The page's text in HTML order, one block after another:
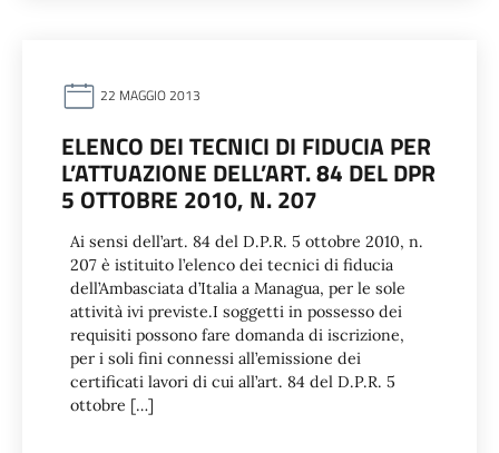
22 MAGGIO 2013
ELENCO DEI TECNICI DI FIDUCIA PER
L’ATTUAZIONE DELL’ART. 84 DEL DPR
5 OTTOBRE 2010, N. 207
Ai sensi dell’art. 84 del D.P.R. 5 ottobre 2010, n.
207 è istituito l’elenco dei tecnici di fiducia
dell’Ambasciata d’Italia a Managua, per le sole
attività ivi previste.I soggetti in possesso dei
requisiti possono fare domanda di iscrizione,
per i soli fini connessi all’emissione dei
certificati lavori di cui all’art. 84 del D.P.R. 5
ottobre […]